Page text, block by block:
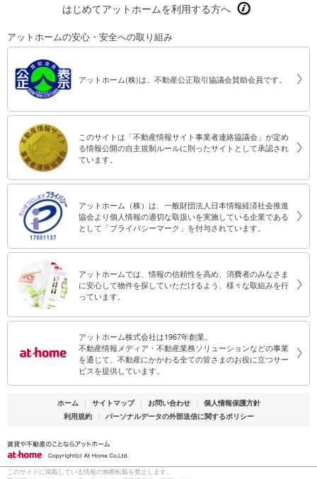
はじめてアットホームを利用する方へ
アットホームの安心・安全への取り組み
アットホーム(株)は、不動産公正取引協議会賛助会員です。
このサイトは「不動産情報サイト事業者連絡協議会」が定め
る情報公開の自主規制ルールに則ったサイトとして承認され
ています。
アットホーム（株）は、一般財団法人日本情報経済社会推進
協会より個人情報の適切な取扱いを実施している企業である
として「プライバシーマーク」を付与されています。
アットホームでは、情報の信頼性を高め、消費者のみなさま
に安心して物件を探していただけるよう、様々な取組みを行
っています。
アットホーム株式会社は1967年創業。
不動産情報メディア・不動産業務ソリューションなどの事業
を通じて、不動産にかかわる全ての皆さまのお役に立つサー
ビスを提供しています。
ホーム | サイトマップ | お問い合わせ |
個人情報保護方針
利用規約
| パーソナルデータの外部送信に関するポリシー
このサイトに掲載している情報の無断転載を禁止します。